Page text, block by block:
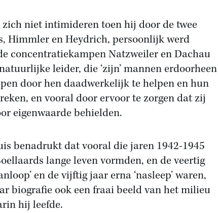
niet intimideren toen hij door de twee
Himmler en Heydrich, persoonlijk werd
concentratiekampen Natzweiler en Dachau
leider, die ‘zijn’ mannen erdoorheen
door hen daadwerkelijk te helpen en hun
en vooral door ervoor te zorgen dat zij
eigenwaarde behielden.
benadrukt dat vooral die jaren 1942-1945
lange leven vormden, en de veertig
en de vijftig jaar erna ‘nasleep’ waren,
biografie ook een fraai beeld van het milieu
hij leefde.